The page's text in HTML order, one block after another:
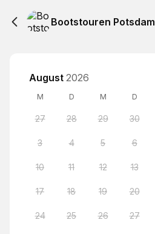
Bootstouren Potsdam
August 2026
M D M D
27 28 29 30
3 4 5 6
10 11 12 13
17 18 19 20
24 25 26 27